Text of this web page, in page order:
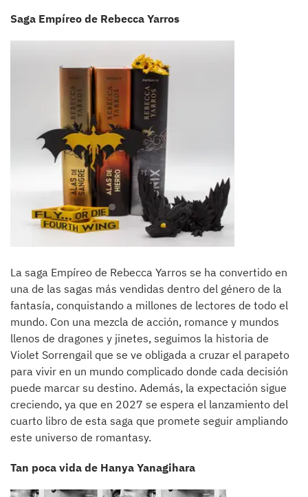
Saga Empíreo de Rebecca Yarros
La saga Empíreo de Rebecca Yarros se ha convertido en
una de las sagas más vendidas dentro del género de la
fantasía, conquistando a millones de lectores de todo el
mundo. Con una mezcla de acción, romance y mundos
llenos de dragones y jinetes, seguimos la historia de
Violet Sorrengail que se ve obligada a cruzar el parapeto
para vivir en un mundo complicado donde cada decisión
puede marcar su destino. Además, la expectación sigue
creciendo, ya que en 2027 se espera el lanzamiento del
cuarto libro de esta saga que promete seguir ampliando
este universo de romantasy.
Tan poca vida de Hanya Yanagihara